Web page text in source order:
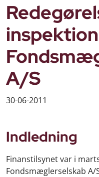
A/S
30-06-2011
Indledning
Finanstilsynet var i
Fondsmæglerselskab A/